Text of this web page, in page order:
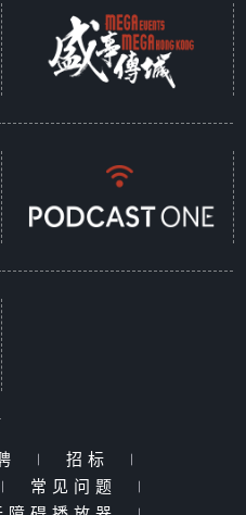
| 招标
|
| 常见问题
|